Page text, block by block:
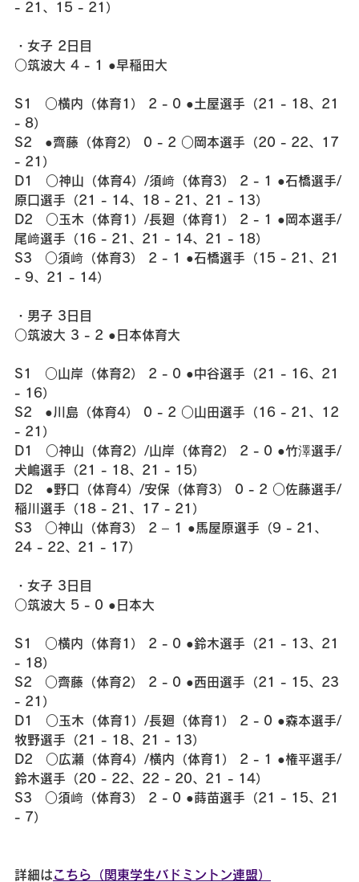
- 21、15 - 21）
・女子 2日目
○筑波大 4 - 1 ●早稲田大
S1　○横内（体育1） 2 - 0 ●土屋選手（21 - 18、21
- 8）
S2　●齊藤（体育2） 0 - 2 ○岡本選手（20 - 22、17
- 21）
D1　○神山（体育4）/須﨑（体育3） 2 - 1 ●石橋選手/
原口選手（21 - 14、18 - 21、21 - 13）
D2　○玉木（体育1）/長廻（体育1） 2 - 1 ●岡本選手/
尾﨑選手（16 - 21、21 - 14、21 - 18）
S3　○須﨑（体育3） 2 - 1 ●石橋選手（15 - 21、21
- 9、21 - 14）
・男子 3日目
○筑波大 3 - 2 ●日本体育大
S1　○山岸（体育2） 2 - 0 ●中谷選手（21 - 16、21
- 16）
S2　●川島（体育4） 0 - 2 ○山田選手（16 - 21、12
- 21）
D1　○神山（体育2）/山岸（体育2） 2 - 0 ●竹澤選手/
犬嶋選手（21 - 18、21 - 15）
D2　●野口（体育4）/安保（体育3） 0 - 2 ○佐藤選手/
稲川選手（18 - 21、17 - 21）
S3　○神山（体育3） 2 – 1 ●馬屋原選手（9 - 21、
24 - 22、21 - 17）
・女子 3日目
○筑波大 5 - 0 ●日本大
S1　○横内（体育1） 2 - 0 ●鈴木選手（21 - 13、21
- 18）
S2　○齊藤（体育2） 2 - 0 ●西田選手（21 - 15、23
- 21）
D1　○玉木（体育1）/長廻（体育1） 2 - 0 ●森本選手/
牧野選手（21 - 18、21 - 13）
D2　○広瀬（体育4）/横内（体育1） 2 - 1 ●権平選手/
鈴木選手（20 - 22、22 - 20、21 - 14）
S3　○須﨑（体育3） 2 - 0 ●蒔苗選手（21 - 15、21
- 7）
詳細はこちら（関東学生バドミントン連盟）